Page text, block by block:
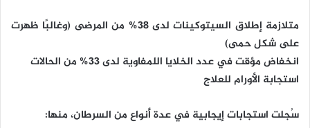
متلازمة إطلاق السيتوكينات لدى 38% من المرضى (وغالبًا ظهرت
على شكل حمى)
انخفاض مؤقت في عدد الخلايا اللمفاوية لدى 33% من الحالات
استجابة الأورام للعلاج
سُجلت استجابات إيجابية في عدة أنواع من السرطان، منها: